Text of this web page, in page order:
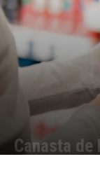
Canasta